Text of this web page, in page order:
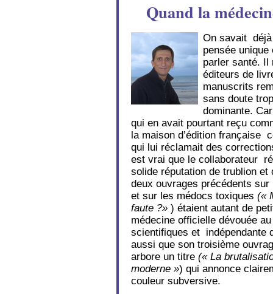
Quand la
On savait
pensée unique
parler santé. Il
éditeurs de
manuscrits
sans doute
dominante.
qui en avait pourtant reçu
la maison d’édition française
qui lui réclamait des
est vrai que le collaborateur
solide réputation de trublion et
deux ouvrages précédents
et sur les médocs toxiques («
faute ?» ) étaient autant de
médecine officielle dévouée
scientifiques et indépendante
aussi que son troisième
arbore un titre (« La
moderne ») qui annonce
couleur subversive.